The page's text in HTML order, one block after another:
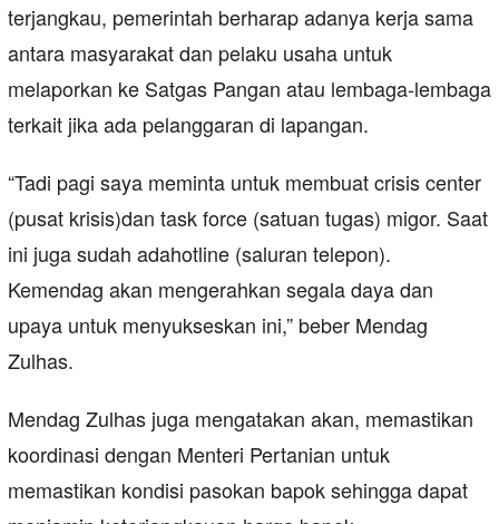
terjangkau, pemerintah berharap adanya kerja sama
antara masyarakat dan pelaku usaha untuk
melaporkan ke Satgas Pangan atau lembaga-lembaga
terkait jika ada pelanggaran di lapangan.
“Tadi pagi saya meminta untuk membuat crisis center
(pusat krisis)dan task force (satuan tugas) migor. Saat
ini juga sudah adahotline (saluran telepon).
Kemendag akan mengerahkan segala daya dan
upaya untuk menyukseskan ini,” beber Mendag
Zulhas.
Mendag Zulhas juga mengatakan akan, memastikan
koordinasi dengan Menteri Pertanian untuk
memastikan kondisi pasokan bapok sehingga dapat